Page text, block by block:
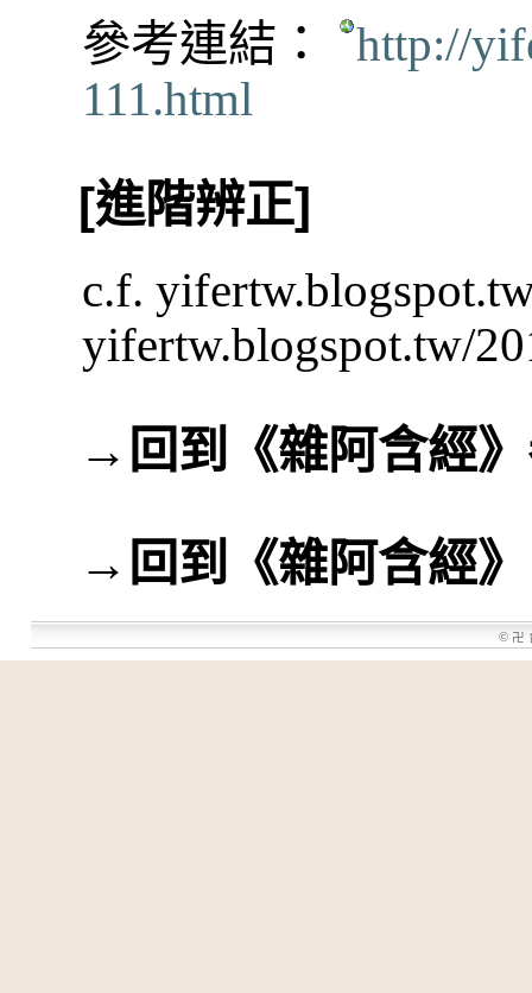
參考連結：
http://
111.html
[進階辨正]
c.f.
yifertw.blogspot.tw/
→ 回到《雜阿含經
→ 回到《雜阿含經》
© 卍